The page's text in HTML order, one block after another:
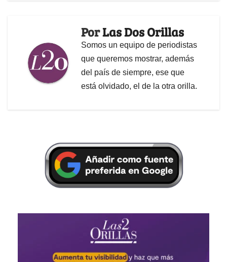
PorLas Dos Orillas
Somos un equipo de periodistas
que queremos mostrar, además
del país de siempre, ese que
está olvidado, el de la otra orilla.